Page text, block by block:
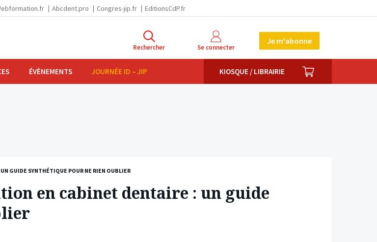
Abcdent.pro Congres-jip.fr EditionsCdP.fr
Rechercher Se connecter
Je m'abonne
ÉVÈNEMENTS JOURNÉE ID – JIP KIOSQUE / LIBRAIRIE PANIER
GUIDE SYNTHÉTIQUE POUR NE RIEN OUBLIER
en cabinet dentaire : un guide